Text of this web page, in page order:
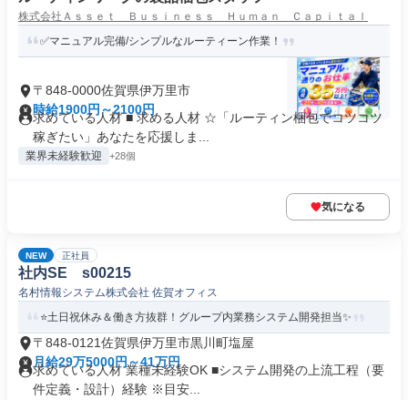
株式会社Ａｓｓｅｔ Ｂｕｓｉｎｅｓｓ Ｈｕｍａｎ Ｃａｐｉｔａｌ
✅マニュアル完備/シンプルなルーティーン作業！
〒848-0000佐賀県伊万里市
時給1900円～2100円
求めている人材 ■ 求める人材 ☆「ルーティン梱包でコツコツ
稼ぎたい」あなたを応援しま...
業界未経験歓迎 +28個
気になる
NEW 正社員
社内SE s00215
名村情報システム株式会社 佐賀オフィス
⭐️土日祝休み＆働き方抜群！グループ内業務システム開発担当✨
〒848-0121佐賀県伊万里市黒川町塩屋
月給29万5000円～41万円
求めている人材 業種未経験OK ■システム開発の上流工程（要
件定義・設計）経験 ※目安...